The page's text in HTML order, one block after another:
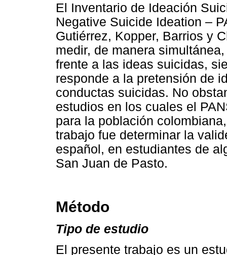
El Inventario de Ideación
Negative Suicide Ideation –
Gutiérrez, Kopper, Barrios y
medir, de manera
frente a las ideas suicidas,
responde a la pretensión de
conductas suicidas. No
estudios en los cuales el
para la población
trabajo fue determinar la
español, en estudiantes de
San Juan de Pasto.
Método
Tipo de estudio
El presente trabajo es un